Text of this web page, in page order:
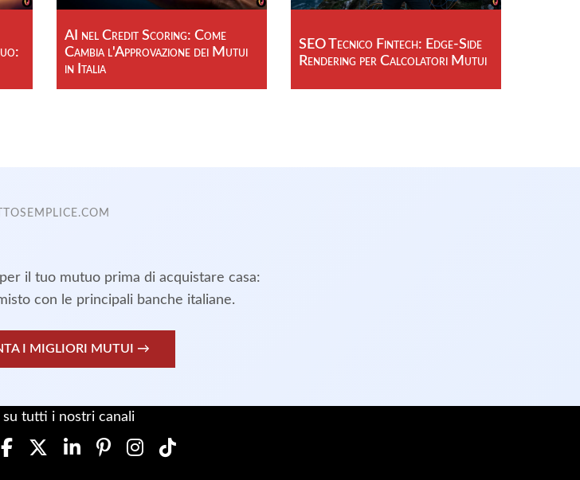
AI nel Credit Scoring: Come
Cambia l'Approvazione dei Mutui
in Italia
SEO Tecnico Fintech: Edge-Side
Rendering per Calcolatori Mutui
il tuo mutuo prima di acquistare casa:
con le principali banche italiane.
I MIGLIORI MUTUI →
su tutti i nostri canali